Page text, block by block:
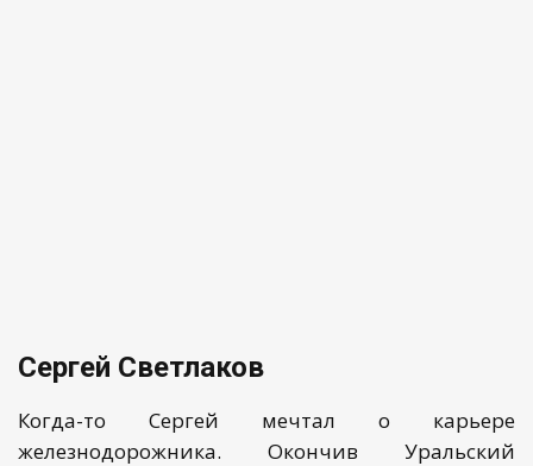
Сергей Светлаков
Когда-то Сергей мечтал о карьере
железнодорожника. Окончив Уральский